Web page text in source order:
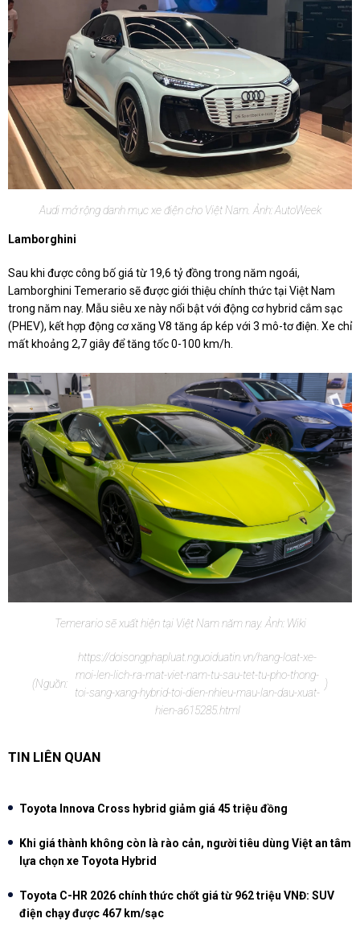
Audi mở rộng danh mục xe điện cho Việt Nam. Ảnh: AutoWeek
Lamborghini
Sau khi được công bố giá từ 19,6 tỷ đồng trong năm ngoái,
Lamborghini Temerario sẽ được giới thiệu chính thức tại Việt Nam
trong năm nay. Mẫu siêu xe này nổi bật với động cơ hybrid cắm sạc
(PHEV), kết hợp động cơ xăng V8 tăng áp kép với 3 mô-tơ điện. Xe chỉ
mất khoảng 2,7 giây để tăng tốc 0-100 km/h.
Temerario sẽ xuất hiện tại Việt Nam năm nay. Ảnh: Wiki
(Nguồn:
https://doisongphapluat.nguoiduatin.vn/hang-loat-xe-
moi-len-lich-ra-mat-viet-nam-tu-sau-tet-tu-pho-thong-
toi-sang-xang-hybrid-toi-dien-nhieu-mau-lan-dau-xuat-
hien-a615285.html
)
TIN LIÊN QUAN
Toyota Innova Cross hybrid giảm giá 45 triệu đồng
Khi giá thành không còn là rào cản, người tiêu dùng Việt an tâm
lựa chọn xe Toyota Hybrid
Toyota C-HR 2026 chính thức chốt giá từ 962 triệu VNĐ: SUV
điện chạy được 467 km/sạc